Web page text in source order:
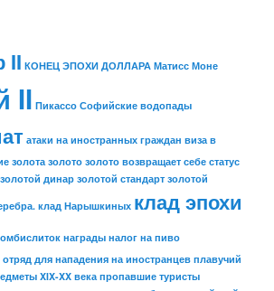
II КОНЕЦ ЭПОХИ ДОЛЛАРА Матисс Моне
II Пикассо Софийские водопады
атаки на иностранных граждан виза в
золота золото золото возвращает себе статус
золотой динар золотой стандарт золотой
клад Нарышкиных клад эпохи
награды налог на пиво
отряд для нападения на иностранцев плавучий
XIX-XX века пропавшие туристы